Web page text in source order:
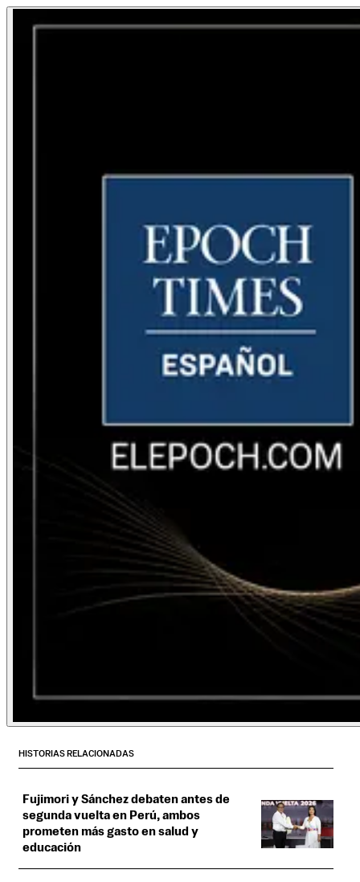
HISTORIAS RELACIONADAS
Fujimori y Sánchez debaten antes de
segunda vuelta en Perú, ambos
prometen más gasto en salud y
educación